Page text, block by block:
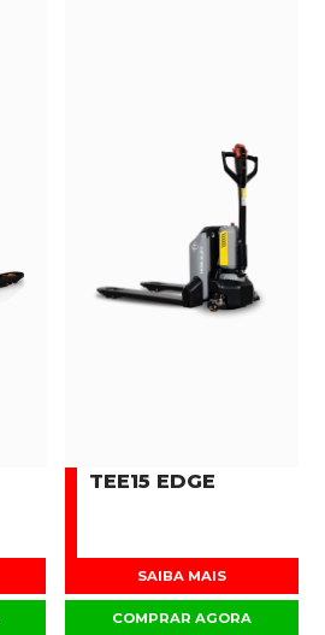
TEE15 EDGE
SAIBA MAIS
COMPRAR AGORA